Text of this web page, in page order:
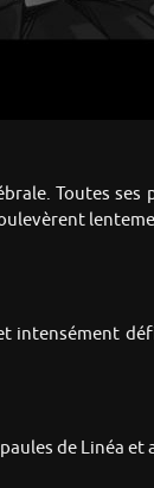
Toutes
intensément
de Linéa et